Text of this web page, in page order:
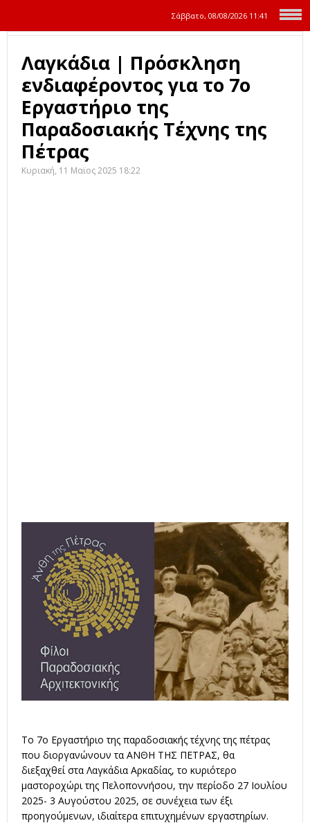
Σάββατο, 08/08/2026 11:41
Λαγκάδια | Πρόσκληση
ενδιαφέροντος για το 7ο
Εργαστήριο της
Παραδοσιακής Τέχνης της
Πέτρας
Κυριακή, 11 Μαϊος 2025 18:22
Το 7ο Εργαστήριο της παραδοσιακής τέχνης της πέτρας
που διοργανώνουν τα ΑΝΘΗ ΤΗΣ ΠΕΤΡΑΣ, θα
διεξαχθεί στα Λαγκάδια Αρκαδίας, το κυριότερο
μαστοροχώρι της Πελοποννήσου, την περίοδο 27 Ιουλίου
2025- 3 Αυγούστου 2025, σε συνέχεια των έξι
προηγούμενων, ιδιαίτερα επιτυχημένων εργαστηρίων.